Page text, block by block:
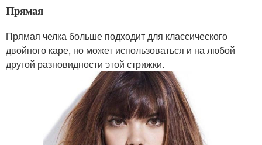
Прямая
Прямая челка больше подходит для классического
двойного каре, но может использоваться и на любой
другой разновидности этой стрижки.